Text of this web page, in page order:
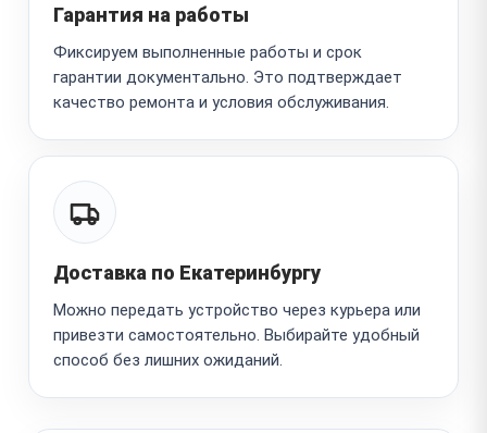
Гарантия на работы
Фиксируем выполненные работы и срок
гарантии документально. Это подтверждает
качество ремонта и условия обслуживания.
Доставка по Екатеринбургу
Можно передать устройство через курьера или
привезти самостоятельно. Выбирайте удобный
способ без лишних ожиданий.